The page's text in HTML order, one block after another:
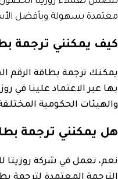
معتمدة بسهولة وبأفضل
كيف يمكنني ترجمة
يمكنك ترجمة بطاقة الرقم
بها عبر الاعتماد علينا في
والهيئات الحكومية
هل يمكنني ترجمة
نعم، نعمل في شركة روزيتا